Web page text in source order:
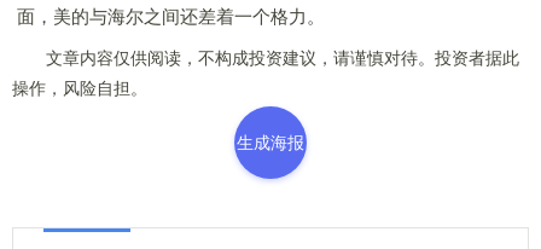
面，美的与海尔之间还差着一个格力。
文章内容仅供阅读，不构成投资建议，请谨慎对待。投资者据此
操作，风险自担。
生成海报